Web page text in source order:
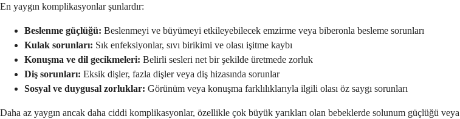
En yaygın komplikasyonlar şunlardır:
Beslenme güçlüğü: Beslenmeyi ve büyümeyi etkileyebilecek emzirme veya biberonla besleme sorunları
Kulak sorunları: Sık enfeksiyonlar, sıvı birikimi ve olası işitme kaybı
Konuşma ve dil gecikmeleri: Belirli sesleri net bir şekilde üretmede zorluk
Diş sorunları: Eksik dişler, fazla dişler veya diş hizasında sorunlar
Sosyal ve duygusal zorluklar: Görünüm veya konuşma farklılıklarıyla ilgili olası öz saygı sorunları
Daha az yaygın ancak daha ciddi komplikasyonlar, özellikle çok büyük yarıkları olan bebeklerde solunum güçlüğü